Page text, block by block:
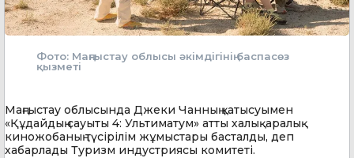
Фото: Маңғыстау облысы әкімдігінің баспасөз
қызметі
Маңғыстау облысында Джеки Чанның қатысуымен
«Құдайдың сауыты 4: Ультиматум» атты халықаралық
киножобаның түсірілім жұмыстары басталды, деп
хабарлады Туризм индустриясы комитеті.